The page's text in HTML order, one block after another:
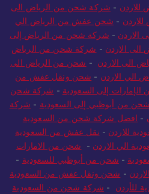
- شركة شحن من الرياض الى
- شحن عفش من الرياض الي
الاردن - شركة شحن من الرياض إلى
الاردن - شركة شحن من الرياض
الى الاردن - شحن من الرياض الى
الي الاردن - شحن ونقل عفش من
إلى السعودية - شركة شحن
من أبوظبي إلى السعودية - شركة
- افضل شركة شحن من السعودية
للاردن - نقل عفش من السعودية
الي الاردن - شحن من الامارات
- شحن من أبوظبي للسعودية -
- شحن ونقل عفش من السعودية
للأردن - شركة شحن من السعودية